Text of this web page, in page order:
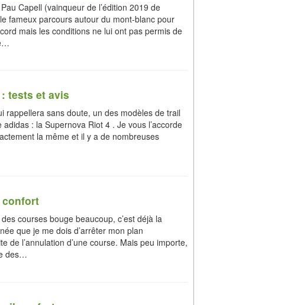
Capell (vainqueur de l’édition 2019 de
fameux parcours autour du mont-blanc pour
mais les conditions ne lui ont pas permis de
tests et avis
rappellera sans doute, un des modèles de trail
: la Supernova Riot 4 . Je vous l’accorde
la même et il y a de nombreuses
confort
courses bouge beaucoup, c’est déjà la
que je me dois d’arrêter mon plan
de l’annulation d’une course. Mais peu importe,
des…